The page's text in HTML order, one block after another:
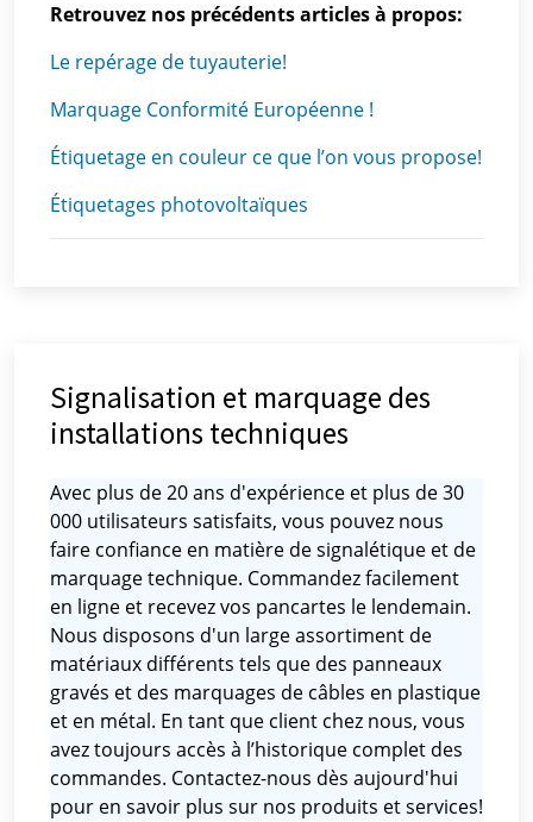
Retrouvez nos précédents articles à propos:
Le repérage de tuyauterie!
Marquage Conformité Européenne !
Étiquetage en couleur ce que l’on vous propose!
Étiquetages photovoltaïques
Signalisation et marquage des
installations techniques
Avec plus de 20 ans d'expérience et plus de 30
000 utilisateurs satisfaits, vous pouvez nous
faire confiance en matière de signalétique et de
marquage technique. Commandez facilement
en ligne et recevez vos pancartes le lendemain.
Nous disposons d'un large assortiment de
matériaux différents tels que des panneaux
gravés et des marquages ​​de câbles en plastique
et en métal. En tant que client chez nous, vous
avez toujours accès à l’historique complet des
commandes. Contactez-nous dès aujourd'hui
pour en savoir plus sur nos produits et services!